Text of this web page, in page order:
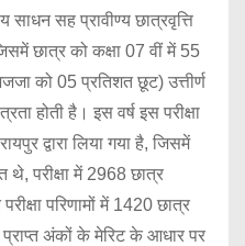
साधन सह प्रावीण्य छात्रवृत्ति
छात्र को कक्षा 07 वीं में 55
को 05 प्रतिशत छूट) उत्तीर्ण
होती है। इस वर्ष इस परीक्षा
द्वारा लिया गया है, जिसमें
परीक्षा में 2968 छात्र
परिणामों में 1420 छात्र
प्राप्त अंकों के मेरिट के आधार पर